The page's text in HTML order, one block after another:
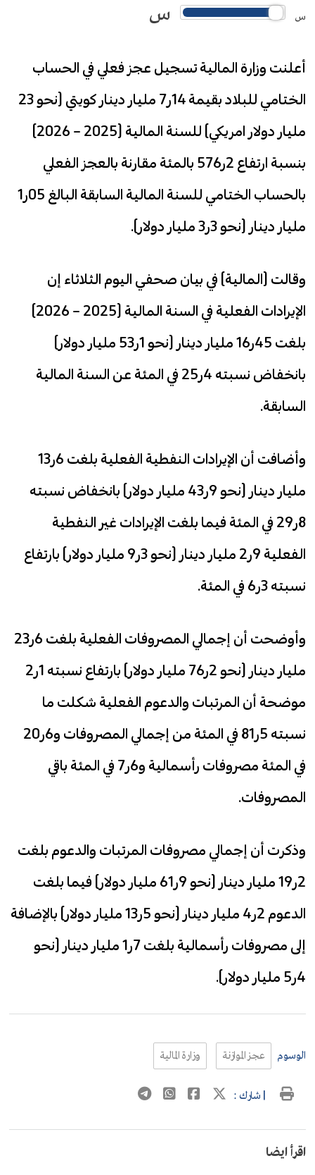
س س
أعلنت وزارة المالية تسجيل عجز فعلي في الحساب
الختامي للبلاد بقيمة 14ر7 مليار دينار كويتي (نحو 23
مليار دولار امريكي) للسنة المالية (2025 – 2026)
بنسبة ارتفاع 2ر576 بالمئة مقارنة بالعجز الفعلي
بالحساب الختامي للسنة المالية السابقة البالغ 05ر1
مليار دينار (نحو 3ر3 مليار دولار).
وقالت (المالية) في بيان صحفي اليوم الثلاثاء إن
الإيرادات الفعلية في السنة المالية (2025 – 2026)
بلغت 45ر16 مليار دينار (نحو 1ر53 مليار دولار)
بانخفاض نسبته 4ر25 في المئة عن السنة المالية
السابقة.
وأضافت أن الإيرادات النفطية الفعلية بلغت 6ر13
مليار دينار (نحو 9ر43 مليار دولار) بانخفاض نسبته
8ر29 في المئة فيما بلغت الإيرادات غير النفطية
الفعلية 9ر2 مليار دينار (نحو 3ر9 مليار دولار) بارتفاع
نسبته 3ر6 في المئة.
وأوضحت أن إجمالي المصروفات الفعلية بلغت 6ر23
مليار دينار (نحو 2ر76 مليار دولار) بارتفاع نسبته 1ر2
موضحة أن المرتبات والدعوم الفعلية شكلت ما
نسبته 5ر81 في المئة من إجمالي المصروفات و6ر20
في المئة مصروفات رأسمالية و6ر7 في المئة باقي
المصروفات.
وذكرت أن إجمالي مصروفات المرتبات والدعوم بلغت
2ر19 مليار دينار (نحو 9ر61 مليار دولار) فيما بلغت
الدعوم 2ر4 مليار دينار (نحو 5ر13 مليار دولار) بالإضافة
إلى مصروفات رأسمالية بلغت 7ر1 مليار دينار (نحو
4ر5 مليار دولار).
الوسوم عجز الموازنة وزارة المالية
| شارك :
اقرأ ايضا